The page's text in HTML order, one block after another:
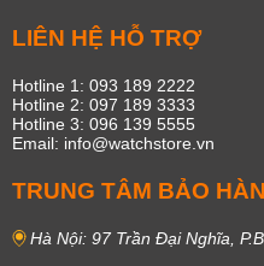
LIÊN HỆ HỖ TRỢ
Hotline 1: 093 189 2222
Hotline 2: 097 189 3333
Hotline 3: 096 139 5555
Email: info@watchstore.vn
TRUNG TÂM BẢO
Hà Nội: 97 Trần Đại Nghĩa,